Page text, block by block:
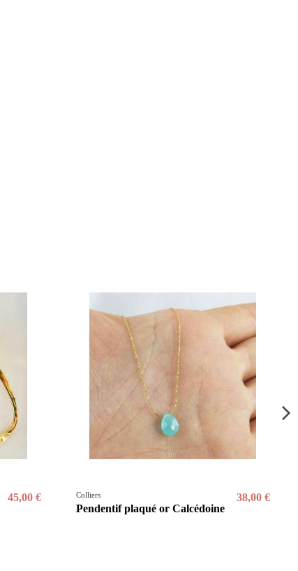
45,00 € Colliers
Pendentif plaqué or Calcédoine
38,00 €